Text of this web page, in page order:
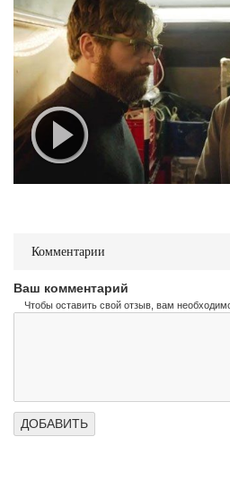
Комментарии
Ваш комментарий
Чтобы оставить свой отзыв, вам